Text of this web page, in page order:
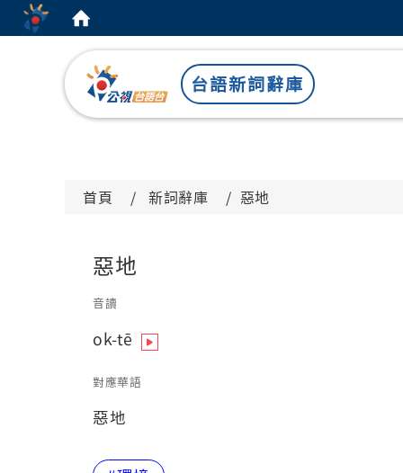
台語新詞辭庫
:::
首頁 新詞辭庫 惡地
惡地
音讀
ok-tē
對應華語
惡地